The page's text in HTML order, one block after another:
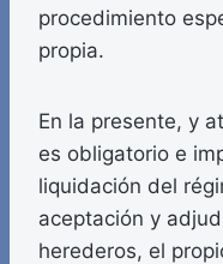
procedimiento
propia.
En la presente, y
es obligatorio e
liquidación del
aceptación y
herederos, el